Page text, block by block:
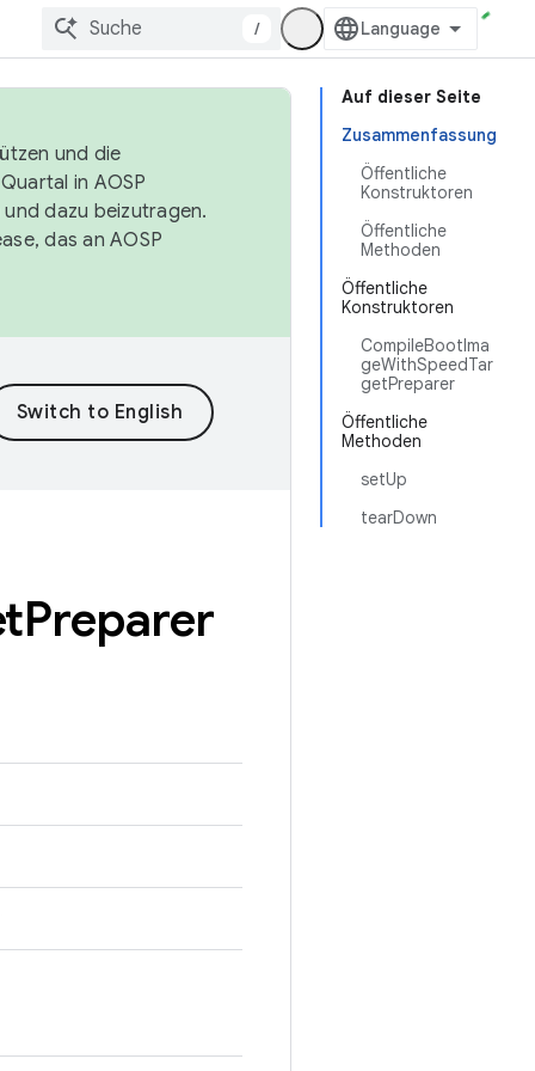
/
Auf dieser Seite
Zusammenfassung
Öffentliche
Konstruktoren
Öffentliche
Methoden
Öffentliche
Konstruktoren
CompileBootIma
geWithSpeedTar
getPreparer
Öffentliche
Methoden
setUp
tearDown
und die
in AOSP
und dazu beizutragen.
das an AOSP
Preparer